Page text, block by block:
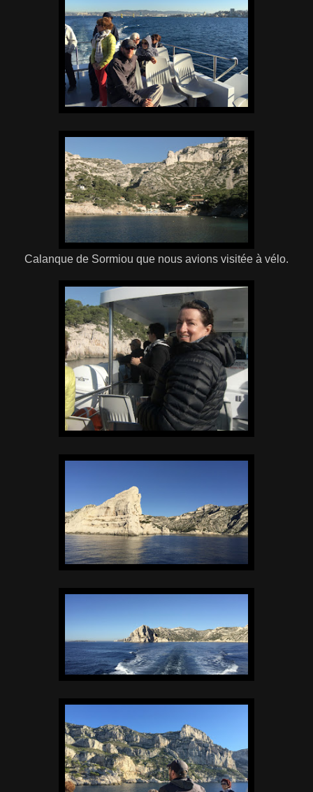
Calanque de Sormiou que nous avions visitée à vélo.